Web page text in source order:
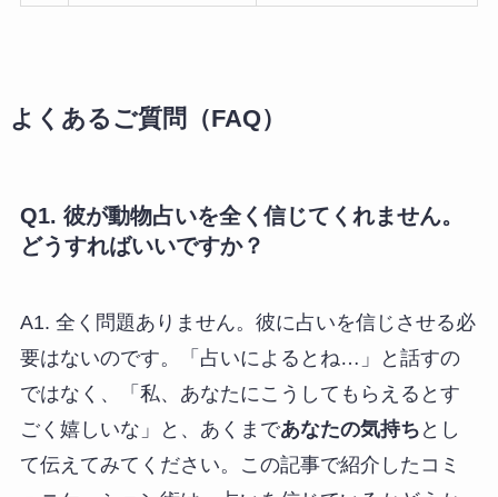
よくあるご質問（FAQ）
Q1. 彼が動物占いを全く信じてくれません。
どうすればいいですか？
A1. 全く問題ありません。彼に占いを信じさせる必
要はないのです。「占いによるとね…」と話すの
ではなく、「私、あなたにこうしてもらえるとす
ごく嬉しいな」と、あくまであなたの気持ち とし
て伝えてみてください。この記事で紹介したコミ